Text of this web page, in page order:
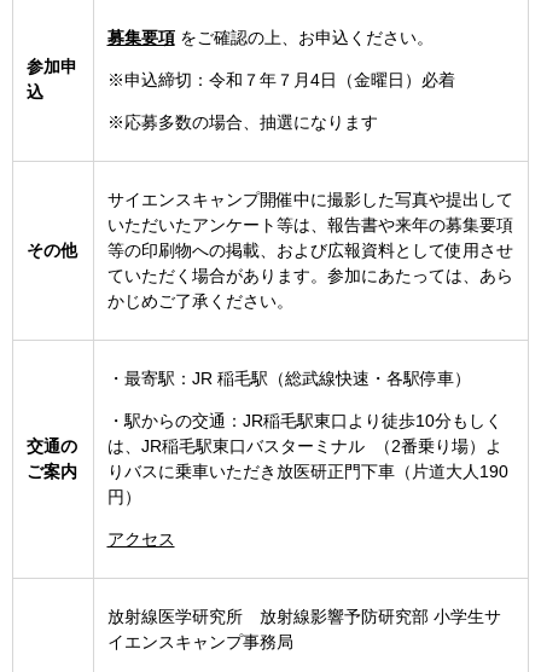
参加申
込
募集要項をご確認の上、お申込ください。
※申込締切：令和７年７月4日（金曜日）必着
※応募多数の場合、抽選になります
その他
サイエンスキャンプ開催中に撮影した写真や提出して
いただいたアンケート等は、報告書や来年の募集要項
等の印刷物への掲載、および広報資料として使用させ
ていただく場合があります。参加にあたっては、あら
かじめご了承ください。
交通の
ご案内
・最寄駅：JR 稲毛駅（総武線快速・各駅停車）
・駅からの交通：JR稲毛駅東口より徒歩10分もしく
は、JR稲毛駅東口バスターミナル （2番乗り場）よ
りバスに乗車いただき放医研正門下車（片道大人190
円）
アクセス
放射線医学研究所 放射線影響予防研究部 小学生サ
イエンスキャンプ事務局